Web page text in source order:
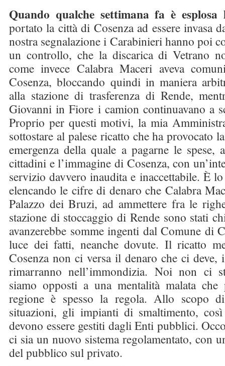
Quando qualche settimana fa è esplosa
portato la città di Cosenza ad essere invasa
nostra segnalazione i Carabinieri hanno poi
un controllo, che la discarica di Vetrano
come invece Calabra Maceri aveva
Cosenza, bloccando quindi in maniera
alla stazione di trasferenza di Rende,
Giovanni in Fiore i camion continuavano a
Proprio per questi motivi, la mia
sottostare al palese ricatto che ha provocato
emergenza della quale a pagarne le
cittadini e l’immagine di Cosenza, con
servizio davvero inaudita e inaccettabile. È lo
elencando le cifre di denaro che Calabra
Palazzo dei Bruzi, ad ammettere fra le
stazione di stoccaggio di Rende sono stati
avanzerebbe somme ingenti dal Comune di
luce dei fatti, neanche dovute. Il ricatto
Cosenza non ci versa il denaro che ci deve,
rimarranno nell’immondizia. Noi non ci
siamo opposti a una mentalità malata
regione è spesso la regola. Allo scopo di
situazioni, gli impianti di smaltimento,
devono essere gestiti dagli Enti pubblici.
ci sia un nuovo sistema regolamentato, con
del pubblico sul privato.